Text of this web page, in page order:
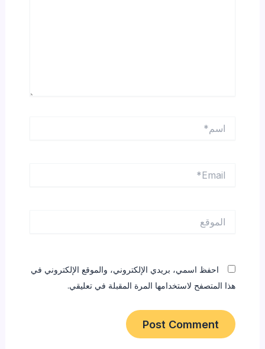
احفظ اسمي، بريدي الإلكتروني، والموقع الإلكتروني في
هذا المتصفح لاستخدامها المرة المقبلة في تعليقي.